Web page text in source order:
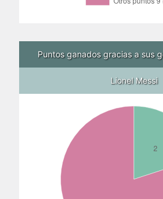
Puntos ganados gracias a sus
Lionel Messi